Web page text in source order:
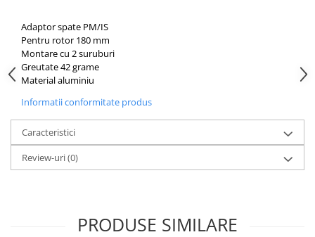
Camera bicicleta
Pinioane
Lant bicicleta
Urechi cadru bicicleta
Mansoane si ghidolina
Ghidoane bicicleta
Pipe ghidon
Pedale bicicleta
Furci bicicleta
Adaptor spate PM/IS
Pentru rotor 180 mm
Montare cu 2 suruburi
Greutate 42 grame
Material aluminiu
Informatii conformitate produs
Caracteristici
Review-uri(0)
PRODUSE SIMILARE